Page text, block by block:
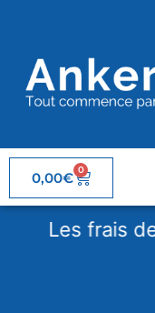
0,00€ 0
Les frais de